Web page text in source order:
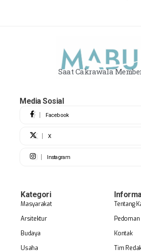
Saat Cakrawala
Media Sosial
Facebook
X
Instagram
Kategori
Masyarakat
Arsitektur
Budaya
Usaha
Tentang
Kontak
Tim